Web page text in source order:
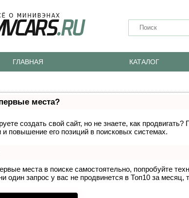
ГЛАВНАЯ КАТАЛОГ
места?
создать свой сайт, но не знаете, как
повышение его позиций в поисковых системах.
места в поиске самостоятельно, попробуйте
один запрос у вас не продвинется в Топ10 за месяц,